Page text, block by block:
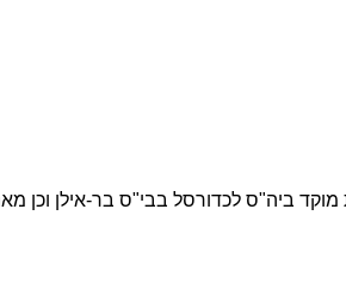
מוקד ביה"ס לכדורסל בבי"ס בר-אילן